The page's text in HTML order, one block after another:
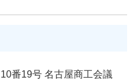
番19号名古屋商工会議